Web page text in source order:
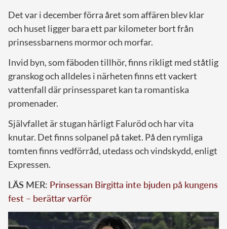
Det var i december förra året som affären blev klar
och huset ligger bara ett par kilometer bort från
prinsessbarnens mormor och morfar.
Invid byn, som fäboden tillhör, finns rikligt med ståtlig
granskog och alldeles i närheten finns ett vackert
vattenfall där prinsessparet kan ta romantiska
promenader.
Självfallet är stugan härligt Faluröd och har vita
knutar. Det finns solpanel på taket. På den rymliga
tomten finns vedförråd, utedass och vindskydd, enligt
Expressen.
LÄS MER: Prinsessan Birgitta inte bjuden på kungens
fest – berättar varför